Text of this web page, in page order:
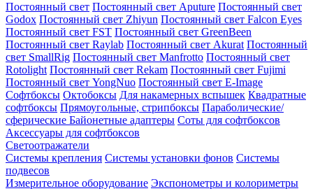
Постоянный свет Постоянный свет Aputure Постоянный свет
Godox Постоянный свет Zhiyun Постоянный свет Falcon Eyes
Постоянный свет FST Постоянный свет GreenBeen
Постоянный свет Raylab Постоянный свет Akurat Постоянный
свет SmallRig Постоянный свет Manfrotto Постоянный свет
Rotolight Постоянный свет Rekam Постоянный свет Fujimi
Постоянный свет YongNuo Постоянный свет E-Image
Софтбоксы Октобоксы Для накамерных вспышек Квадратные
софтбоксы Прямоугольные, стрипбоксы Параболические/
сферические Байонетныe адаптеры Соты для софтбоксов
Аксессуары для софтбоксов
Светоотражатели
Системы крепления Системы установки фонов Системы
подвесов
Измерительное оборудование Экспонометры и колориметры